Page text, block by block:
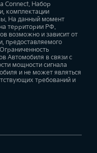
Connect. Набор
комплектации
На данный момент
территории РФ.
возможно и зависит от
предоставляемого
Автомобиля в связи с
мощности сигнала
и не может являться
требований и